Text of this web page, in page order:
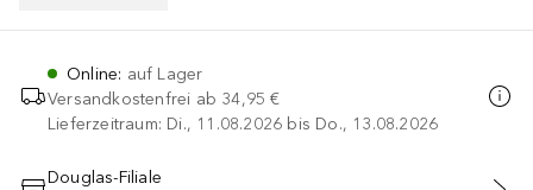
Online: auf Lager
Versandkostenfrei ab 34,95 €
Lieferzeitraum: Di., 11.08.2026 bis Do., 13.08.2026
Douglas-Filiale